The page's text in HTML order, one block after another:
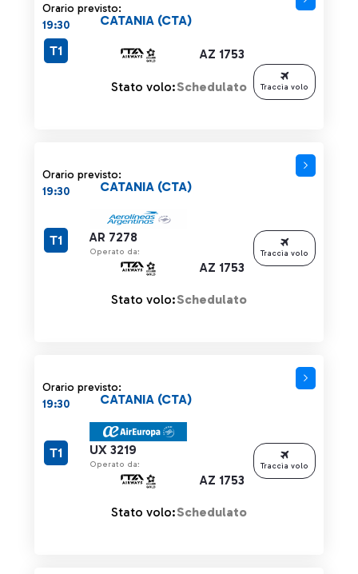
Orario previsto:
19:30
AZ 1753
CATANIA (CTA)
T1
Stato volo:Schedulato Traccia volo
Orario previsto:
19:30
AR 7278
Operato da:
AZ 1753
CATANIA (CTA)
T1
Stato volo:Schedulato
Traccia volo
Orario previsto:
19:30
UX 3219
Operato da:
AZ 1753
CATANIA (CTA)
T1
Stato volo:Schedulato
Traccia volo